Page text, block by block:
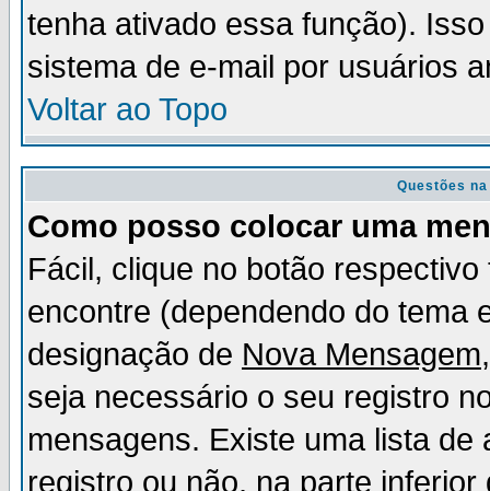
tenha ativado essa função).
sistema de e-mail por usuários
Voltar ao Topo
Questões
Como posso colocar uma
Fácil, clique no botão
encontre (dependendo do tema
designação de Nova Mensagem
seja necessário o seu registro
mensagens. Existe uma lista
registro ou não, na parte